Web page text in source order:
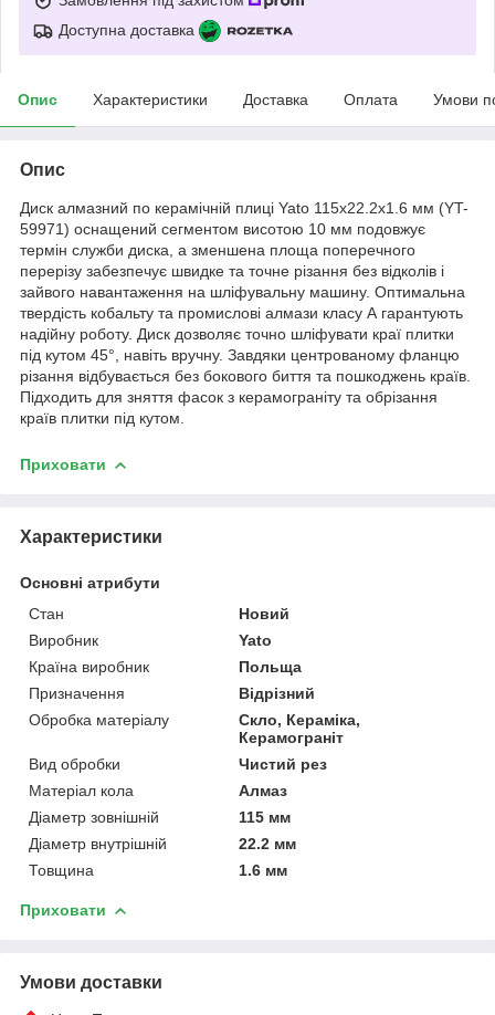
Доступна доставка
Опис Характеристики Доставка Оплата Умови
Опис
Диск алмазний по керамічній плиці Yato 115x22.2x1.6 мм (YT-
59971) оснащений сегментом висотою 10 мм подовжує
термін служби диска, а зменшена площа поперечного
перерізу забезпечує швидке та точне різання без відколів і
зайвого навантаження на шліфувальну машину. Оптимальна
твердість кобальту та промислові алмази класу А гарантують
надійну роботу. Диск дозволяє точно шліфувати краї плитки
під кутом 45°, навіть вручну. Завдяки центрованому фланцю
різання відбувається без бокового биття та пошкоджень країв.
Підходить для зняття фасок з керамограніту та обрізання
країв плитки під кутом.
Приховати
Характеристики
Основні атрибути
Стан
Новий
Виробник
Yato
Країна виробник
Польща
Призначення
Відрізний
Обробка матеріалу
Скло, Кераміка,
Керамограніт
Вид обробки
Чистий рез
Матеріал кола
Алмаз
Діаметр зовнішній
115 мм
Діаметр внутрішній
22.2 мм
Товщина
1.6 мм
Приховати
Умови доставки